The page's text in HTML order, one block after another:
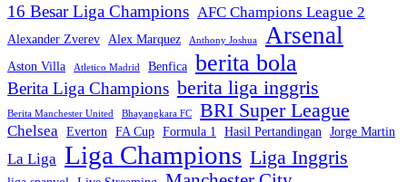
16 Besar Liga Champions AFC Champions League 2
Alexander Zverev Alex Marquez Anthony Joshua Arsenal
Aston Villa Atletico Madrid Benfica berita bola
Berita Liga Champions berita liga inggris
Berita Manchester United Bhayangkara FC BRI Super League
Chelsea Everton FA Cup Formula 1 Hasil Pertandingan Jorge Martin
La Liga Liga Champions Liga Inggris